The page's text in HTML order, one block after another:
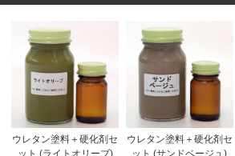
ウレタン塗料＋硬化剤セ
ウレタン塗料＋硬化剤セ
ット (サンドベージュ)